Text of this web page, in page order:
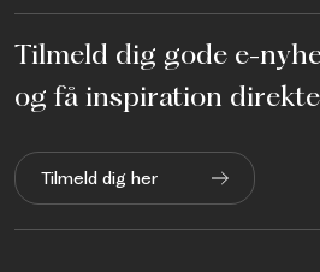
Tilmeld dig gode e-
og få inspiration
Tilmeld dig her